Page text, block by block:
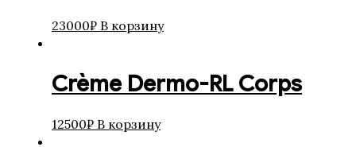
23000₽ В корзину
Crème Dermo-RL Corps
12500₽ В корзину